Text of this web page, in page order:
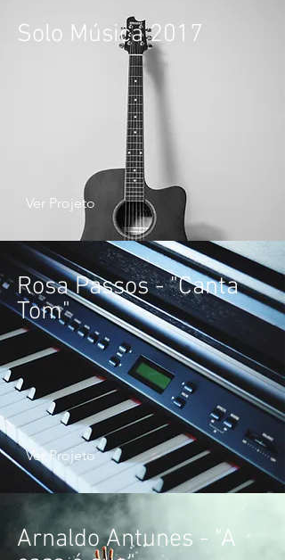
Solo Música 2017
Ver Projeto
Rosa Passos - "Canta
Tom"
Ver Projeto
Arnaldo Antunes - "A